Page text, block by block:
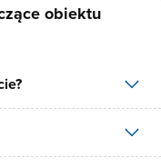
obiektu
płatności: gotówka,